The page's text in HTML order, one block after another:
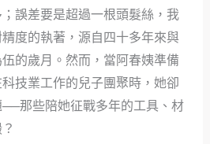
誤差要是超過一根頭髮絲，我
度的執著，源自四十多年來與
的歲月。然而，當阿春姨準備
技業工作的兒子團聚時，她卻
那些陪她征戰多年的工具、材